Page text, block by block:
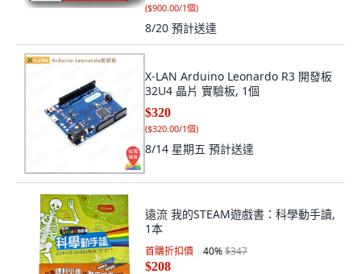
($900.00/1個)
8/20 預計送達
X-LAN Arduino Leonardo R3 開發板
32U4 晶片 實驗板, 1個
$320
($320.00/1個)
8/14 星期五 預計送達
遠流 我的STEAM遊戲書：科學動手讀,
1本
首購折扣價 40%$347
$208